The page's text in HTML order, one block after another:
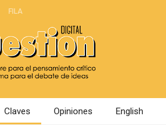
FILA
Claves Opiniones English